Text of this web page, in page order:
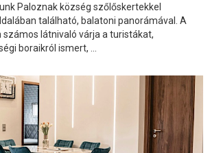
Paloznak község szőlőskertekkel
található, balatoni panorámával. A
számos látnivaló várja a turistákat,
boraikról ismert, ...